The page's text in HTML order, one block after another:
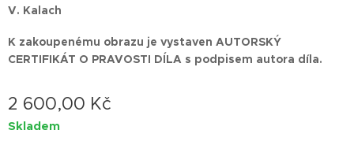
V. Kalach
K zakoupenému obrazu je vystaven AUTORSKÝ
CERTIFIKÁT O PRAVOSTI DÍLA s podpisem autora díla.
2 600,00 Kč
Skladem